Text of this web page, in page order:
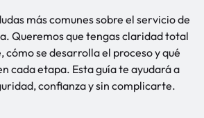
más comunes sobre el servicio de
Queremos que tengas claridad total
cómo se desarrolla el proceso y qué
cada etapa. Esta guía te ayudará a
confianza y sin complicarte.